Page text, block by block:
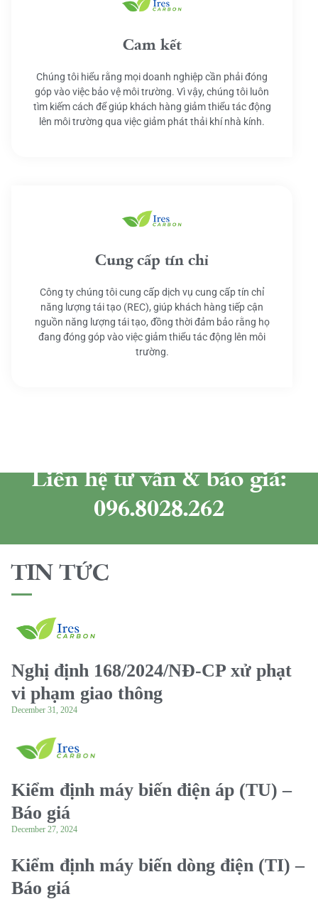
Cam kết
Chúng tôi hiểu rằng mọi doanh nghiệp cần phải đóng
góp vào việc bảo vệ môi trường. Vì vậy, chúng tôi luôn
tìm kiếm cách để giúp khách hàng giảm thiểu tác động
lên môi trường qua việc giảm phát thải khí nhà kính.
Cung cấp tín chỉ
Công ty chúng tôi cung cấp dịch vụ cung cấp tín chỉ
năng lượng tái tạo (REC), giúp khách hàng tiếp cận
nguồn năng lượng tái tạo, đồng thời đảm bảo rằng họ
đang đóng góp vào việc giảm thiểu tác động lên môi
trường.
Liên hệ tư vấn & báo giá:
096.8028.262
TIN TỨC
Nghị định 168/2024/NĐ-CP xử phạt
vi phạm giao thông
December 31, 2024
Kiểm định máy biến điện áp (TU) –
Báo giá
December 27, 2024
Kiểm định máy biến dòng điện (TI) –
Báo giá